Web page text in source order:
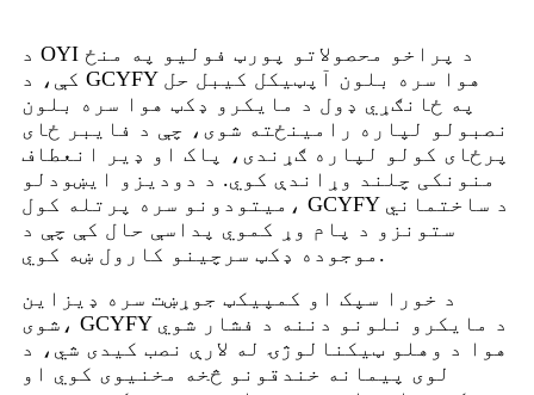
د OYI د پراخو محصولاتو پورټ فولیو په منځ
کې، د GCYFY هوا سره بلون آپټیکل کیبل حل
په ځانګړي ډول د مایکرو ډکټ هوا سره بلون
نصبولو لپاره رامینځته شوی، چې د فایبر ځای
پرځای کولو لپاره ګړندی، پاک او ډیر انعطاف
منونکی چلند وړاندې کوي. د دودیزو ایښودلو
میتودونو سره پرتله کول، GCYFY د ساختماني
ستونزو د پام وړ کموي پداسې حال کې چې د
موجوده ډکټ سرچینو کارول ښه کوي.
د خورا سپک او کمپیکټ جوړښت سره ډیزاین
شوی، GCYFY د مایکرو نلونو دننه د فشار شوي
هوا د وهلو ټیکنالوژۍ له لارې نصب کیدی شي، د
لوی پیمانه خندقونو څخه مخنیوی کوي او